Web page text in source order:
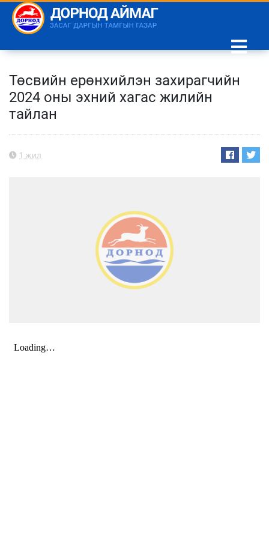
Төсвийн ерөнхийлэн захирагчийн
2024 оны эхний хагас жилийн
тайлан
1 жил